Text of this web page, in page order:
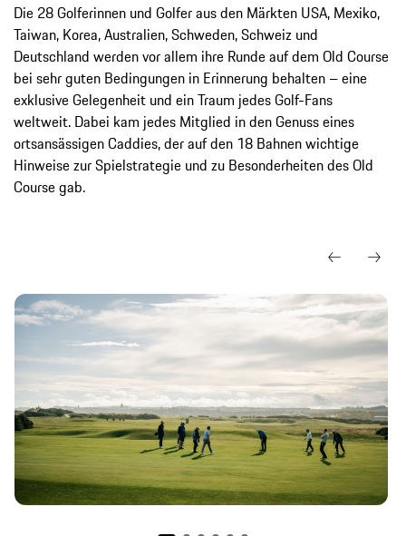
Die 28 Golferinnen und Golfer aus den Märkten USA, Mexiko,
Taiwan, Korea, Australien, Schweden, Schweiz und
Deutschland werden vor allem ihre Runde auf dem Old Course
bei sehr guten Bedingungen in Erinnerung behalten – eine
exklusive Gelegenheit und ein Traum jedes Golf-Fans
weltweit. Dabei kam jedes Mitglied in den Genuss eines
ortsansässigen Caddies, der auf den 18 Bahnen wichtige
Hinweise zur Spielstrategie und zu Besonderheiten des Old
Course gab.